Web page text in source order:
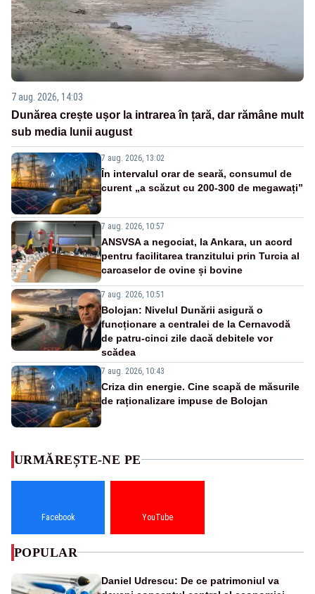
7 aug. 2026, 14:03
Dunărea crește ușor la intrarea în țară, dar rămâne mult
sub media lunii august
7 aug. 2026, 13:02
În intervalul orar de seară, consumul de
curent „a scăzut cu 200-300 de megawați”
7 aug. 2026, 10:57
ANSVSA a negociat, la Ankara, un acord
pentru facilitarea tranzitului prin Turcia al
carcaselor de ovine și bovine
7 aug. 2026, 10:51
Bolojan: Nivelul Dunării asigură o
funcționare a centralei de la Cernavodă
de patru-cinci zile dacă debitele vor
scădea
7 aug. 2026, 10:43
Criza din energie. Cine scapă de măsurile
de raționalizare impuse de Bolojan
URMĂREȘTE-NE PE
Facebook YouTube
POPULAR
Daniel Udrescu: De ce patrimoniul va